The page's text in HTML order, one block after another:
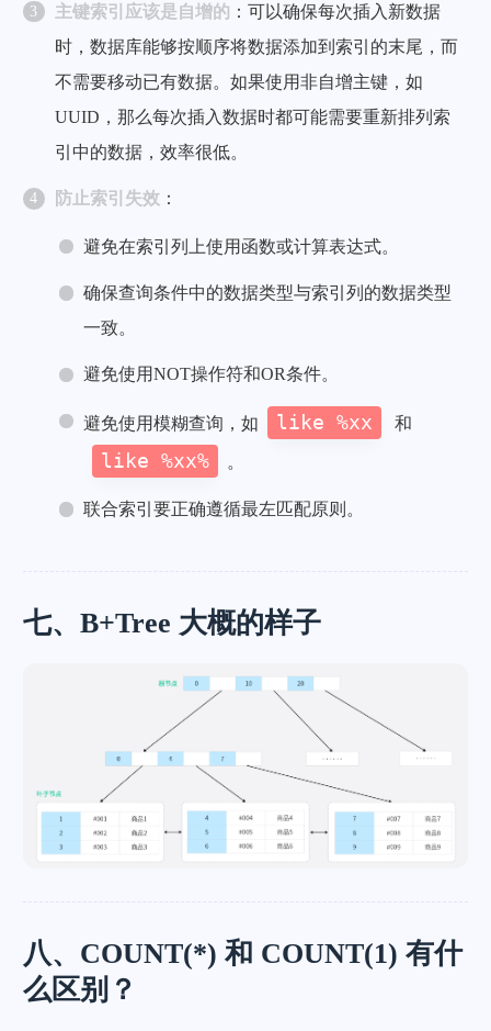
主键索引应该是自增的 ：可以确保每次插入新数据
时，数据库能够按顺序将数据添加到索引的末尾，而
不需要移动已有数据。如果使用非自增主键，如
UUID，那么每次插入数据时都可能需要重新排列索
引中的数据，效率很低。
防止索引失效：
避免在索引列上使用函数或计算表达式。
确保查询条件中的数据类型与索引列的数据类型
一致。
避免使用NOT操作符和OR条件。
避免使用模糊查询，如 like %xx 和
like %xx% 。
联合索引要正确遵循最左匹配原则。
七、B+Tree 大概的样子
八、COUNT(*) 和 COUNT(1) 有什
么区别？